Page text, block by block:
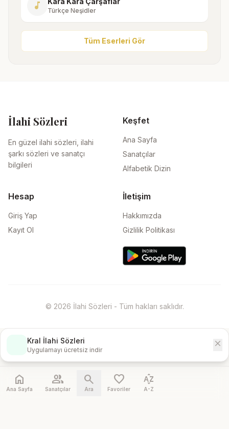
music_note Türkçe Neşidler
Tüm Eserleri Gör
İlahi Sözleri
En güzel ilahi sözleri, ilahi
şarkı sözleri ve sanatçı
bilgileri
Keşfet
Ana Sayfa
Sanatçılar
Alfabetik Dizin
Hesap
Giriş Yap
Kayıt Ol
İletişim
Hakkımızda
Gizlilik Politikası
© 2026 İlahi Sözleri - Tüm hakları saklıdır.
Kral İlahi Sözleri
Uygulamayı ücretsiz indir
close
home
Ana Sayfa
people
Sanatçılar
search
Ara
favorite
Favoriler
sort_by_alpha
A-Z